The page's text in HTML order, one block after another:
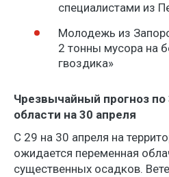
специалистами из
Молодежь из
2 тонны мусора на
гвоздика»
Чрезвычайный прогноз
области на 30 апреля
С 29 на 30 апреля на
ожидается переменная
существенных осадков.